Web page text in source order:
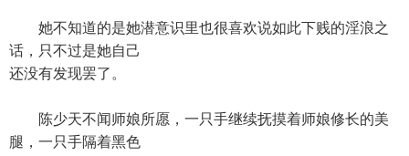
她不知道的是她潜意识里也很喜欢说如此下贱的淫浪之
话，只不过是她自己
还没有发现罢了。
陈少天不闻师娘所愿，一只手继续抚摸着师娘修长的美
腿，一只手隔着黑色